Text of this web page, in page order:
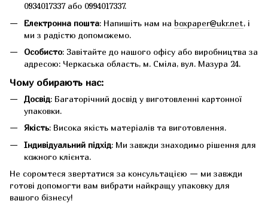
0934017337 або 0994017337.
Електронна пошта: Напишіть нам на boxpaper@ukr.net, і
ми з радістю допоможемо.
Особисто: Завітайте до нашого офісу або виробництва за
адресою: Черкаська область, м. Сміла, вул. Мазура 24.
Чому обирають нас:
Досвід: Багаторічний досвід у виготовленні картонної
упаковки.
Якість: Висока якість матеріалів та виготовлення.
Індивідуальний підхід: Ми завжди знаходимо рішення для
кожного клієнта.
Не соромтеся звертатися за консультацією — ми завжди
готові допомогти вам вибрати найкращу упаковку для
вашого бізнесу!